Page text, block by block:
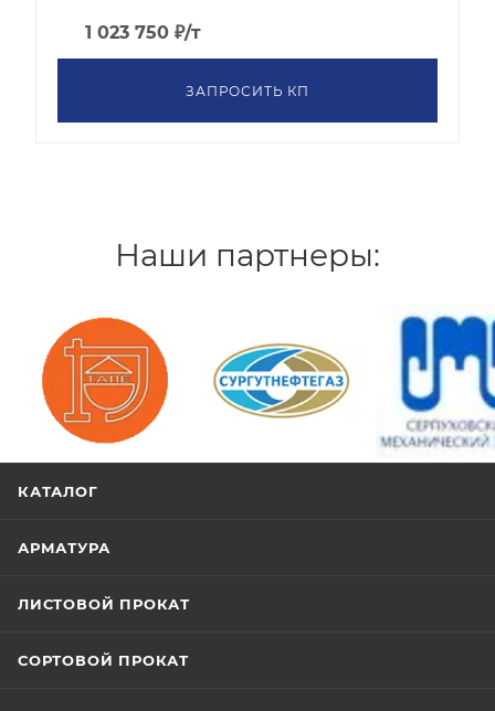
1 023 750 ₽/т
ЗАПРОСИТЬ КП
Наши партнеры:
КАТАЛОГ
АРМАТУРА
ЛИСТОВОЙ ПРОКАТ
СОРТОВОЙ ПРОКАТ